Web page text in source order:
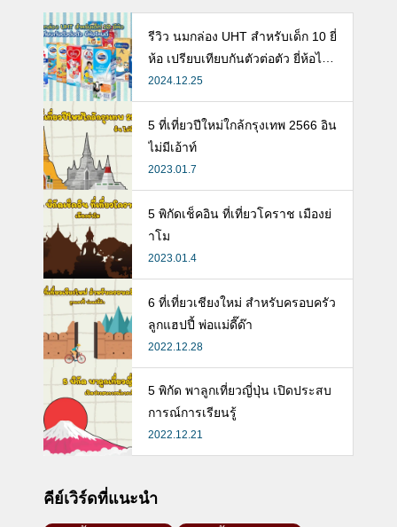
รีวิว นมกล่อง UHT สำหรับเด็ก 10 ยี่
ห้อ เปรียบเทียบกันตัวต่อตัว ยี่ห้อไห
นดี พร้อมแนะวิธีการเลือกนมกล่องใ
ห้ลูก
2024.12.25
5 ที่เที่ยวปีใหม่ใกล้กรุงเทพ 2566 อิน
ไม่มีเอ้าท์
2023.01.7
5 พิกัดเช็คอิน ที่เที่ยวโคราช เมืองย่
าโม
2023.01.4
6 ที่เที่ยวเชียงใหม่ สำหรับครอบครัว
ลูกแฮปปี้ พ่อแม่ดี๊ด๊า
2022.12.28
5 พิกัด พาลูกเที่ยวญี่ปุ่น เปิดประสบ
การณ์การเรียนรู้
2022.12.21
คีย์เวิร์ดที่แนะนำ